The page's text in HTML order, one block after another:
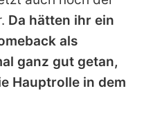
Da hätten ihr ein
als
ganz gut getan,
Hauptrolle in dem